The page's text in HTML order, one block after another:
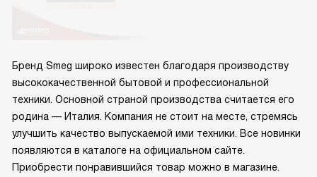
Бренд Smeg широко известен благодаря производству
высококачественной бытовой и профессиональной
техники. Основной страной производства считается его
родина — Италия. Компания не стоит на месте, стремясь
улучшить качество выпускаемой ими техники. Все новинки
появляются в каталоге на официальном сайте.
Приобрести понравившийся товар можно в магазине.